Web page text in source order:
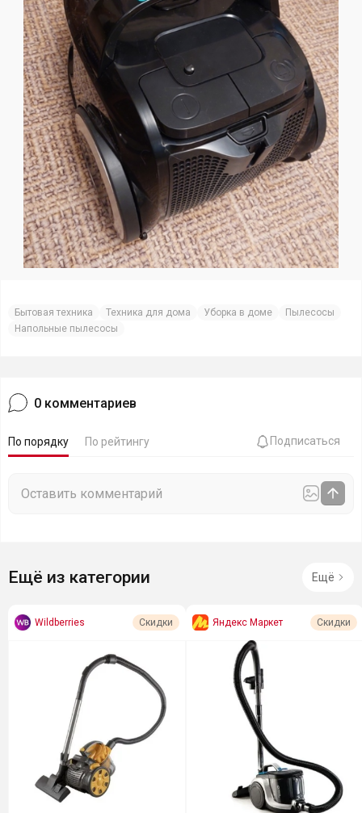
Бытовая техника Техника для дома Уборка в доме
Пылесосы
Напольные пылесосы
0 комментариев
По порядку По рейтингу Подписаться
Ещё из категории Ещё
Wildberries Скидки Яндекс Маркет Скидки